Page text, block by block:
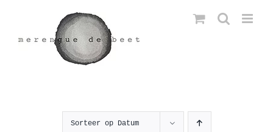
inhoud
Sorteer op Datum